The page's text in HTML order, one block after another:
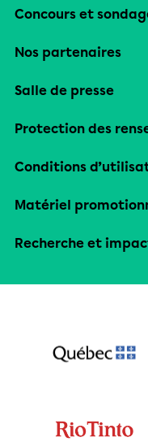
Concours et
Nos partenaires
Salle de presse
Protection des
Conditions
Matériel
Recherche et